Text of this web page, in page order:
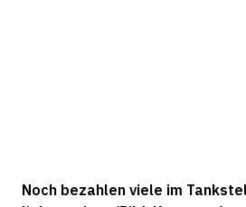
Noch bezahlen viele im